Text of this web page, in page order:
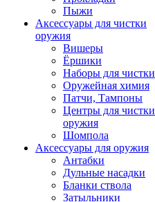
Пыжи
Аксессуары для чистки
оружия
Вишеры
Ёршики
Наборы для чистки
Оружейная химия
Патчи, Тампоны
Центры для чистки
оружия
Шомпола
Аксессуары для оружия
Антабки
Дульные насадки
Бланки ствола
Затыльники